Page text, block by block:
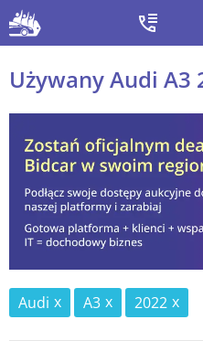
Używany Audi A3
Audi A3 2022